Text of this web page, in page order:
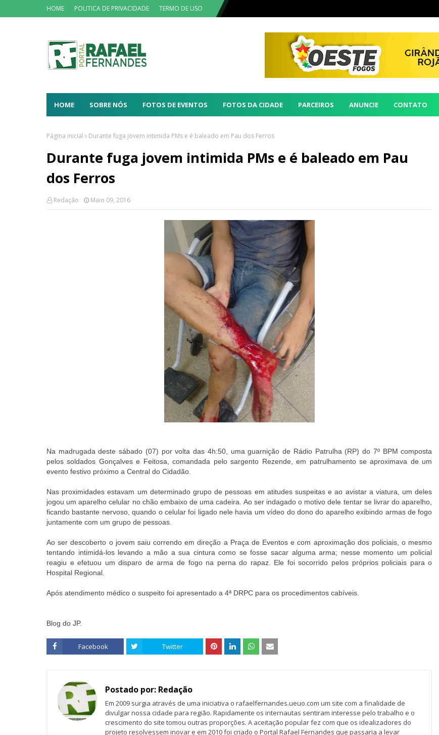
HOME POLITICA DE PRIVACIDADE TERMO DE USO
HOME SOBRE NÓS FOTOS DE EVENTOS FOTOS DA CIDADE PARCEIROS ANUNCIE CONTATO
Página inicial Durante fuga jovem intimida PMs e é baleado em Pau dos Ferros
Durante fuga jovem intimida PMs e é baleado em Pau
dos Ferros
Redação Maio 09, 2016
Na madrugada deste sábado (07) por volta das 4h:50, uma guarnição de Rádio Patrulha (RP) do 7º BPM composta
pelos soldados Gonçalves e Feitosa, comandada pelo sargento Rezende, em patrulhamento se aproximava de um
evento festivo próximo a Central do Cidadão.
Nas proximidades estavam um determinado grupo de pessoas em atitudes suspeitas e ao avistar a viatura, um deles
jogou um aparelho celular no chão embaixo de uma cadeira. Ao ser indagado o motivo dele tentar se livrar do aparelho,
ficando bastante nervoso, quando o celular foi ligado nele havia um vídeo do dono do aparelho exibindo armas de fogo
juntamente com um grupo de pessoas.
Ao ser descoberto o jovem saiu correndo em direção a Praça de Eventos e com aproximação dos policiais, o mesmo
tentando intimidá-los levando a mão a sua cintura como se fosse sacar alguma arma; nesse momento um policial
reagiu e efetuou um disparo de arma de fogo na perna do rapaz. Ele foi socorrido pelos próprios policiais para o
Hospital Regional.
Após atendimento médico o suspeito foi apresentado a 4ª DRPC para os procedimentos cabíveis.
Blog do JP.
Facebook Twitter
Postado por: Redação
Em 2009 surgia através de uma iniciativa o rafaelfernandes.ueuo.com um site com a finalidade de
divulgar nossa cidade para região. Rapidamente os internautas sentiram interesse pelo trabalho e o
crescimento do site tomou outras proporções. A aceitação popular fez com que os idealizadores do
projeto resolvessem inovar e em 2010 foi criado o Portal Rafael Fernandes que passaria a levar